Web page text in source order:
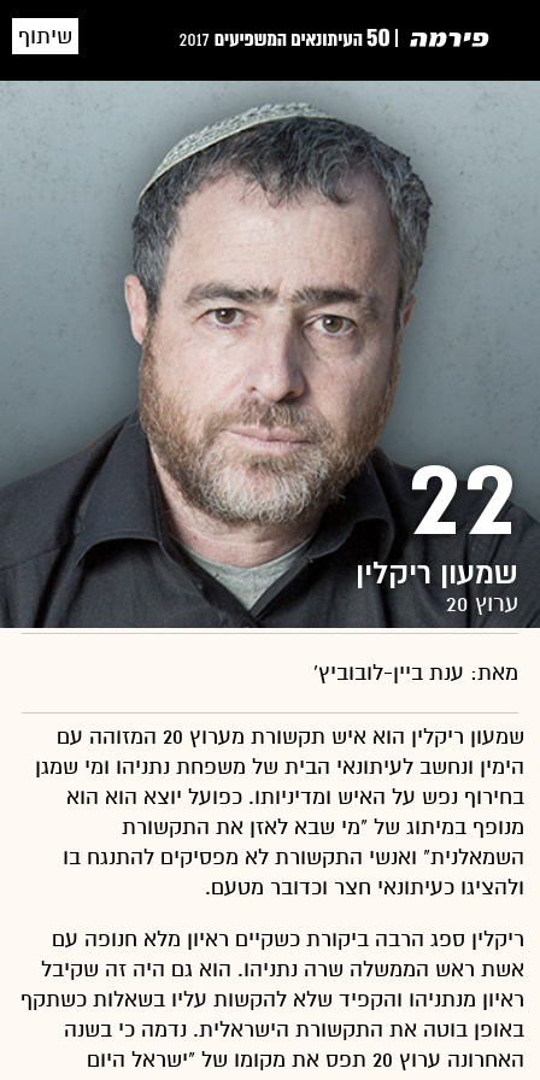
שיתוף
22
שמעון ריקלין
ערוץ 20
מאת: ענת ביין-לובוביץ'
שמעון ריקלין הוא איש תקשורת מערוץ 20 המזוהה עם
הימין ונחשב לעיתונאי הבית של משפחת נתניהו ומי שמגן
בחירוף נפש על האיש ומדיניותו. כפועל יוצא הוא הוא
מנופף במיתוג של "מי שבא לאזן את התקשורת
השמאלנית" ואנשי התקשורת לא מפסיקים להתנגח בו
ולהציגו כעיתונאי חצר וכדובר מטעם.
ריקלין ספג הרבה ביקורת כשקיים ראיון מלא חנופה עם
אשת ראש הממשלה שרה נתניהו. הוא גם היה זה שקיבל
ראיון מנתניהו והקפיד שלא להקשות עליו בשאלות כשתקף
באופן בוטה את התקשורת הישראלית. נדמה כי בשנה
האחרונה ערוץ 20 תפס את מקומו של "ישראל היום